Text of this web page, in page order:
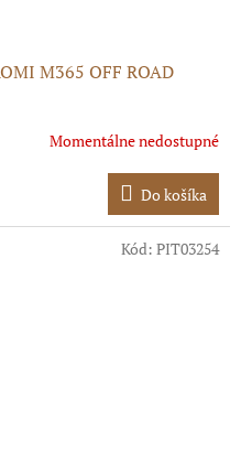
M365 OFF ROAD
Momentálne nedostupné
Do košíka
Kód: PIT03254